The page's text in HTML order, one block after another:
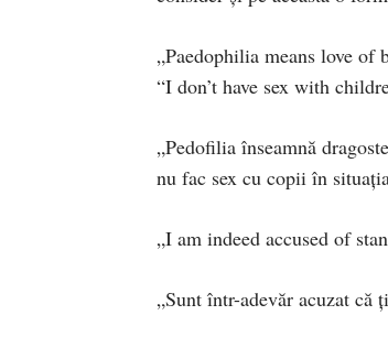
„Paedophilia means love of
“I don’t have sex with
„Pedofilia înseamnă
nu fac sex cu copii în
„I am indeed accused of
„Sunt într-adevăr acuzat că